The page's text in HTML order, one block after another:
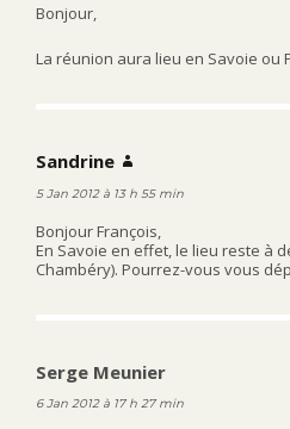
Bonjour,
La réunion aura lieu en Savoie ou
Sandrine
5 Jan 2012 à 13 h 55 min
Bonjour François,
En Savoie en effet, le lieu reste à
Chambéry). Pourrez-vous vous
Serge Meunier
6 Jan 2012 à 17 h 27 min